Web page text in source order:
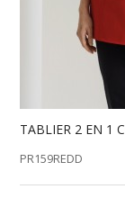
TABLIER 2 EN 1
PR159REDD